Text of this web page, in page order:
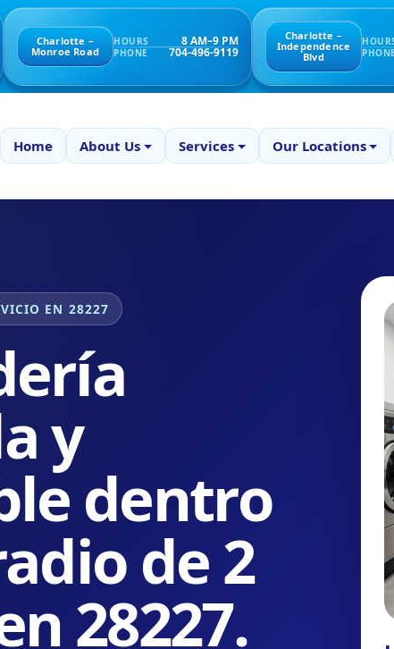
Charlotte –
Monroe Road
HOURS 8 AM–9 PM
PHONE 704-496-9119
Charlotte –
Independence
Blvd
PHONE
Home About Us Services Our Locations
EN 28227
y
dentro
de 2
28227.